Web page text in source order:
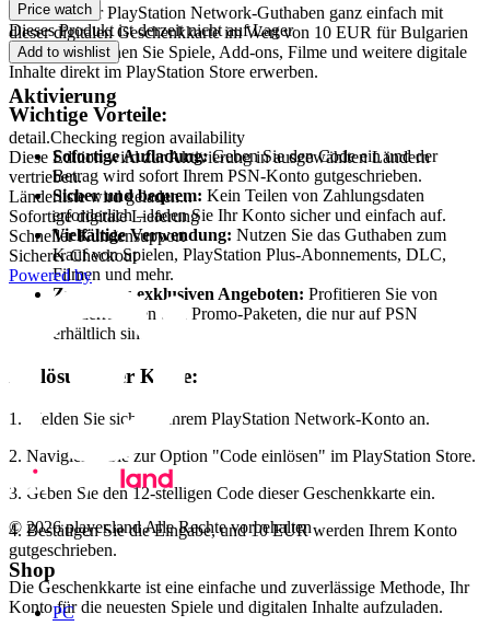
Füllen Sie Ihr PlayStation Network-Guthaben ganz einfach mit
dieser digitalen Geschenkkarte im Wert von 10 EUR für Bulgarien
auf. Damit können Sie Spiele, Add-ons, Filme und weitere digitale
Inhalte direkt im PlayStation Store erwerben.
Wichtige Vorteile:
Sofortige Aufladung:Geben Sie den Code ein und der
Betrag wird sofort Ihrem PSN-Konto gutgeschrieben.
Sicher und bequem: Kein Teilen von Zahlungsdaten
erforderlich – laden Sie Ihr Konto sicher und einfach auf.
Vielfältige Verwendung: Nutzen Sie das Guthaben zum
Kauf von Spielen, PlayStation Plus-Abonnements, DLC,
Filmen und mehr.
Zugang zu exklusiven Angeboten: Profitieren Sie von
Sonderrabatten und Promo-Paketen, die nur auf PSN
erhältlich sind.
Einlösung der Karte:
1. Melden Sie sich bei Ihrem PlayStation Network-Konto an.
2. Navigieren Sie zur Option "Code einlösen" im PlayStation Store.
3. Geben Sie den 12-stelligen Code dieser Geschenkkarte ein.
4. Bestätigen Sie die Eingabe, und 10 EUR werden Ihrem Konto
gutgeschrieben.
Die Geschenkkarte ist eine einfache und zuverlässige Methode, Ihr
Konto für die neuesten Spiele und digitalen Inhalte aufzuladen.
Price watch
Dieses Produkt ist derzeit nicht auf Lager
Add to wishlist
Aktivierung
detail.Checking region availability
Diese Edition wird zur Aktivierung in ausgewählten Ländern
vertrieben.
Länderliste wird geladen...
Sofortige digitale Lieferung
Schneller Kundensupport
Sicherer Checkout
Powered by
© 2026 player.land Alle Rechte vorbehalten
Shop
PC